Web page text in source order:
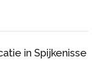
in Spijkenisse